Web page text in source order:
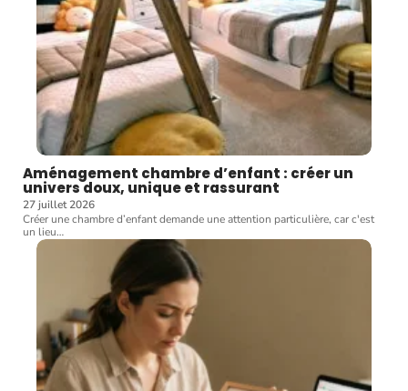
Aménagement chambre d’enfant : créer un
univers doux, unique et rassurant
27 juillet 2026
Créer une chambre d’enfant demande une attention particulière, car c'est
un lieu…